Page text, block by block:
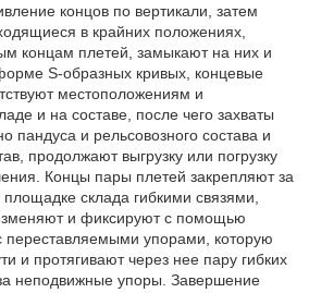
концов по вертикали, затем
в крайних положениях,
концам плетей, замыкают на них и
S-образных кривых, концевые
местоположениям и
и на составе, после чего захваты
пандуса и рельсовозного состава и
продолжают выгрузку или погрузку
Концы пары плетей закрепляют за
склада гибкими связями,
и фиксируют с помощью
переставляемыми упорами, которую
и протягивают через нее пару гибких
неподвижные упоры. Завершение